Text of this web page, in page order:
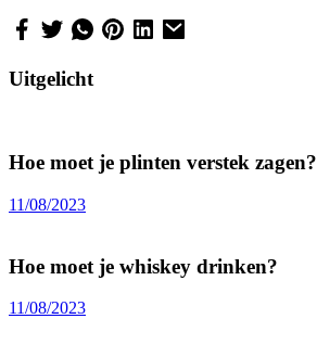
Uitgelicht
Hoe moet je plinten verstek zagen?
11/08/2023
Hoe moet je whiskey drinken?
11/08/2023